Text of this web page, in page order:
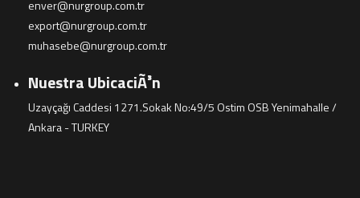
enver@nurgroup.com.tr
export@nurgroup.com.tr
muhasebe@nurgroup.com.tr
Nuestra UbicaciÃ³n
Uzayçağı Caddesi 1271.Sokak No:49/5 Ostim OSB Yenimahalle /
Ankara - TURKEY